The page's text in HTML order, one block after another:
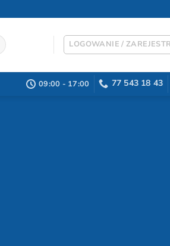
LOGOWANIE /
09:00 - 17:00 77 543 18 43